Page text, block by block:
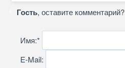
Гость, оставите комментарий?
Имя:*
E-Mail: